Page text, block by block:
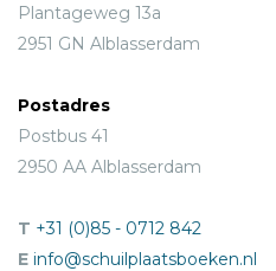
Plantageweg 13a
2951 GN Alblasserdam
Postadres
Postbus 41
2950 AA Alblasserdam
T +31 (0)85 - 0712 842
E info@schuilplaatsboeken.nl